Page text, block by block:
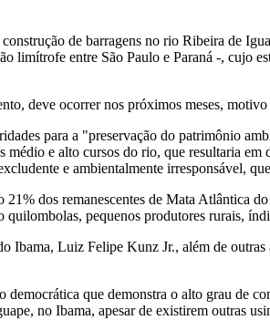
de barragens no rio Ribeira de
entre São Paulo e Paraná -, cujo
deve ocorrer nos próximos meses,
para a "preservação do patrimônio
e alto cursos do rio, que resultaria
e ambientalmente irresponsável,
dos remanescentes de Mata Atlântica
pequenos produtores rurais,
Ibama, Luiz Felipe Kunz Jr., além de
que demonstra o alto grau de
no Ibama, apesar de existirem outras